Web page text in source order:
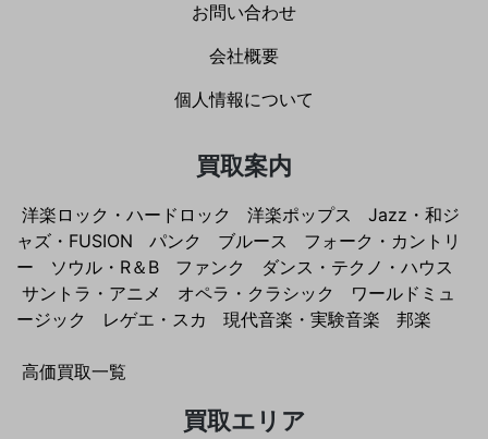
お問い合わせ
会社概要
個人情報について
買取案内
洋楽ロック・ハードロック 洋楽ポップス
Jazz・和ジ
ャズ・FUSION
パンク ブルース
フォーク・カントリ
ー
ソウル・R＆B ファンク
ダンス・テクノ・ハウス
サントラ・アニメ
オペラ・クラシック
ワールドミュ
ージック
レゲエ・スカ 現代音楽・実験音楽 邦楽
高価買取一覧
買取エリア